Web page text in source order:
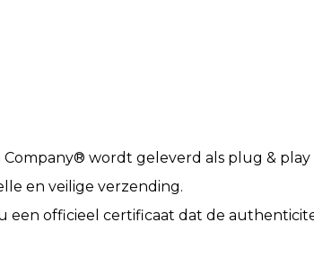
wordt geleverd als plug &
en veilige verzending.
een officieel certificaat dat de